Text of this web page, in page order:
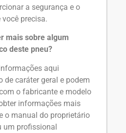
a segurança e o
precisa.
mais sobre algum
deste pneu?
aqui
de caráter geral e podem
o fabricante e modelo
informações mais
o manual do proprietário
um profissional